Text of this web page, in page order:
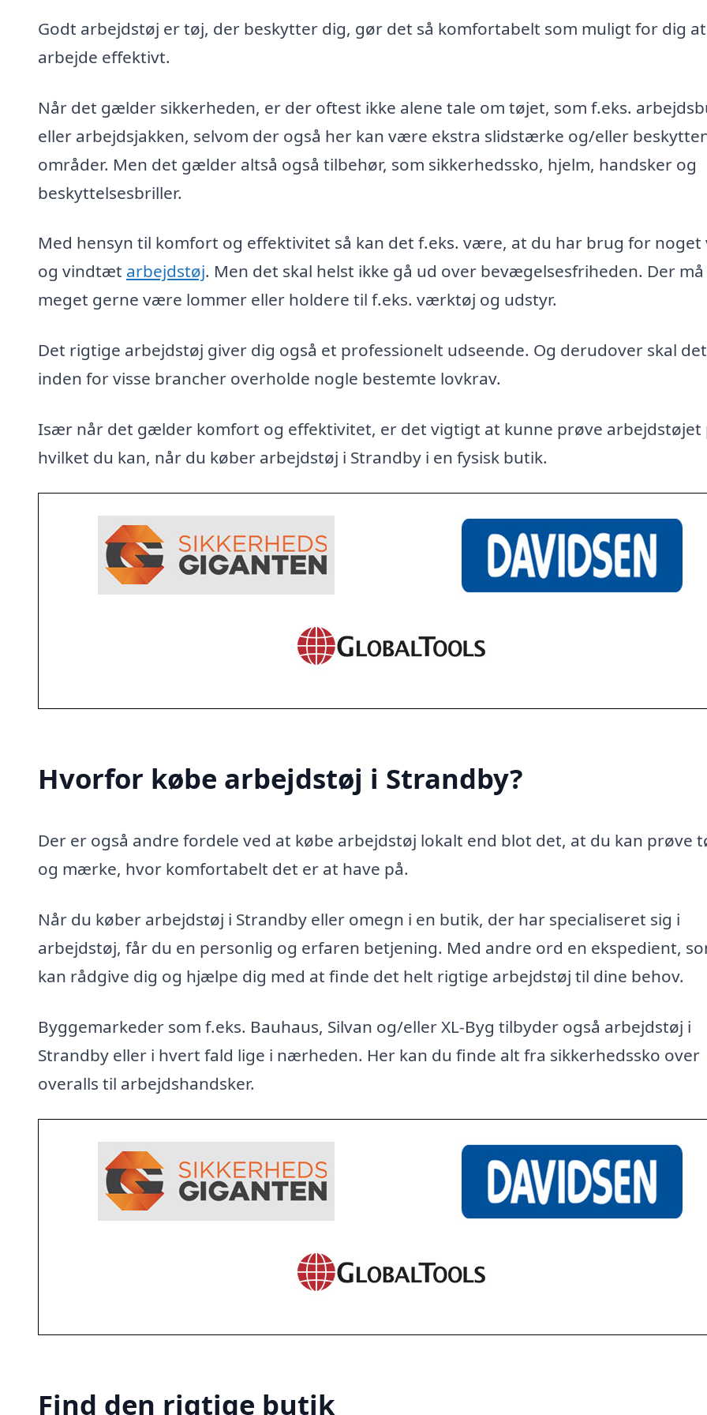
Godt arbejdstøj er tøj, der beskytter dig, gør det så komfortabelt som muligt for dig at
arbejde effektivt.
Når det gælder sikkerheden, er der oftest ikke alene tale om tøjet, som f.eks.
eller arbejdsjakken, selvom der også her kan være ekstra slidstærke og/eller
områder. Men det gælder altså også tilbehør, som sikkerhedssko, hjelm, handsker og
beskyttelsesbriller.
Med hensyn til komfort og effektivitet så kan det f.eks. være, at du har brug for noget
og vindtæt arbejdstøj. Men det skal helst ikke gå ud over bevægelsesfriheden. Der
meget gerne være lommer eller holdere til f.eks. værktøj og udstyr.
Det rigtige arbejdstøj giver dig også et professionelt udseende. Og derudover skal det
inden for visse brancher overholde nogle bestemte lovkrav.
Især når det gælder komfort og effektivitet, er det vigtigt at kunne prøve arbejdstøjet
hvilket du kan, når du køber arbejdstøj i Strandby i en fysisk butik.
Hvorfor købe arbejdstøj i Strandby?
Der er også andre fordele ved at købe arbejdstøj lokalt end blot det, at du kan prøve
og mærke, hvor komfortabelt det er at have på.
Når du køber arbejdstøj i Strandby eller omegn i en butik, der har specialiseret sig i
arbejdstøj, får du en personlig og erfaren betjening. Med andre ord en ekspedient,
kan rådgive dig og hjælpe dig med at finde det helt rigtige arbejdstøj til dine behov.
Byggemarkeder som f.eks. Bauhaus, Silvan og/eller XL-Byg tilbyder også arbejdstøj i
Strandby eller i hvert fald lige i nærheden. Her kan du finde alt fra sikkerhedssko over
overalls til arbejdshandsker.
Find den rigtige butik